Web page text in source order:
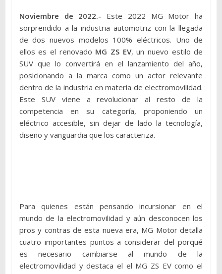
Noviembre de 2022.- Este 2022 MG Motor ha
sorprendido a la industria automotriz con la llegada
de dos nuevos modelos 100% eléctricos. Uno de
ellos es el renovado MG ZS EV, un nuevo estilo de
SUV que lo convertirá en el lanzamiento del año,
posicionando a la marca como un actor relevante
dentro de la industria en materia de electromovilidad.
Este SUV viene a revolucionar al resto de la
competencia en su categoría, proponiendo un
eléctrico accesible, sin dejar de lado la tecnología,
diseño y vanguardia que los caracteriza.
Para quienes están pensando incursionar en el
mundo de la electromovilidad y aún desconocen los
pros y contras de esta nueva era, MG Motor detalla
cuatro importantes puntos a considerar del porqué
es necesario cambiarse al mundo de la
electromovilidad y destaca el el MG ZS EV como el